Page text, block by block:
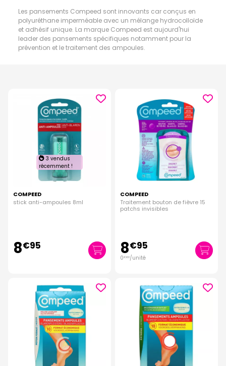
Les pansements Compeed sont innovants car conçus en
polyuréthane imperméable avec un mélange hydrocolloïde
et adhésif unique. La marque Compeed est aujourd'hui
leader des pansements spécifiques notamment pour la
prévention et le traitement des ampoules.
3 vendus
récemment !
COMPEED
stick anti-ampoules 8ml
8€95
COMPEED
Traitement bouton de fièvre 15
patchs invisibles
8€95
0€60/unité